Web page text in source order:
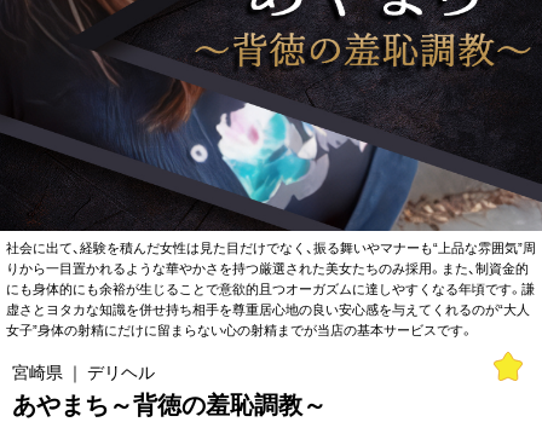
社会に出て、経験を積んだ女性は見た目だけでなく、振る舞いやマナーも“上品な雰囲気”周
りから一目置かれるような華やかさを持つ厳選された美女たちのみ採用。また、制資金的
にも身体的にも余裕が生じることで意欲的且つオーガズムに達しやすくなる年頃です。謙
虚さとヨタカな知識を併せ持ち相手を尊重居心地の良い安心感を与えてくれるのが“大人
女子”身体の射精にだけに留まらない心の射精までが当店の基本サービスです。
宮崎県 ｜ デリヘル
あやまち～背徳の羞恥調教～